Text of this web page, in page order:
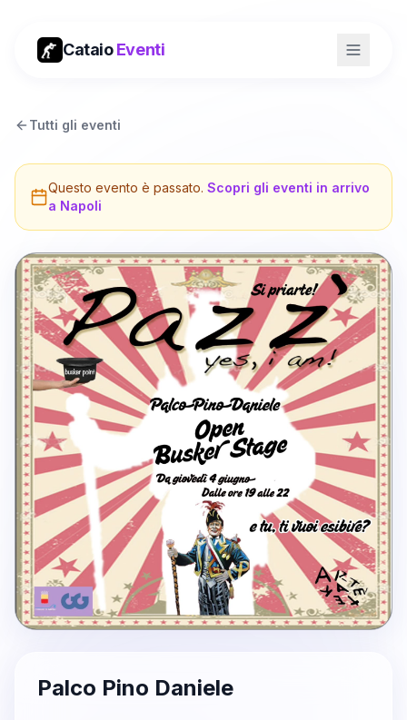
CataioEventi
Tutti gli eventi
Questo evento è passato. Scopri gli eventi in arrivo
a Napoli
Palco Pino Daniele